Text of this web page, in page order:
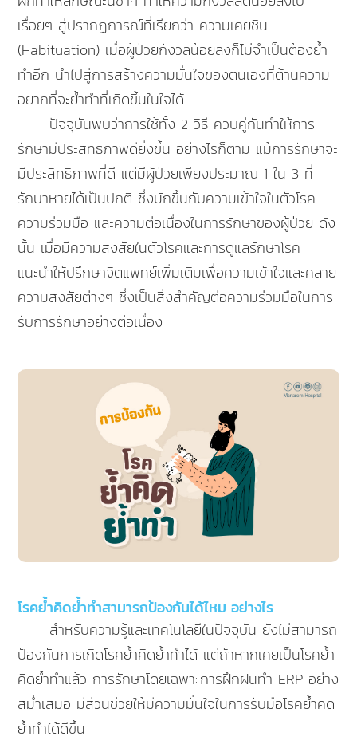
เรื่อยๆ สู่ปรากฏการณ์ที่เรียกว่า ความเคยชิน
(Habituation) เมื่อผู้ป่วยกังวลน้อยลงก็ไม่จำเป็นต้องย้ำ
ทำอีก นำไปสู่การสร้างความมั่นใจของตนเองที่ต้านความ
อยากที่จะย้ำทำที่เกิดขึ้นในใจได้
ปัจจุบันพบว่าการใช้ทั้ง 2 วิธี ควบคู่กันทำให้การ
รักษามีประสิทธิภาพดียิ่งขึ้น อย่างไรก็ตาม แม้การรักษาจะ
มีประสิทธิภาพที่ดี แต่มีผู้ป่วยเพียงประมาณ 1 ใน 3 ที่
รักษาหายได้เป็นปกติ ซึ่งมักขึ้นกับความเข้าใจในตัวโรค
ความร่วมมือ และความต่อเนื่องในการรักษาของผู้ป่วย ดัง
นั้น เมื่อมีความสงสัยในตัวโรคและการดูแลรักษาโรค
แนะนำให้ปรึกษาจิตแพทย์เพิ่มเติมเพื่อความเข้าใจและคลาย
ความสงสัยต่างๆ ซึ่งเป็นสิ่งสำคัญต่อความร่วมมือในการ
รับการรักษาอย่างต่อเนื่อง
โรคย้ำคิดย้ำทำสามารถป้องกันได้ไหม อย่างไร
สำหรับความรู้และเทคโนโลยีในปัจจุบัน ยังไม่สามารถ
ป้องกันการเกิดโรคย้ำคิดย้ำทำได้ แต่ถ้าหากเคยเป็นโรคย้ำ
คิดย้ำทำแล้ว การรักษาโดยเฉพาะการฝึกฝนทำ ERP อย่าง
สม่ำเสมอ มีส่วนช่วยให้มีความมั่นใจในการรับมือโรคย้ำคิด
ย้ำทำได้ดีขึ้น